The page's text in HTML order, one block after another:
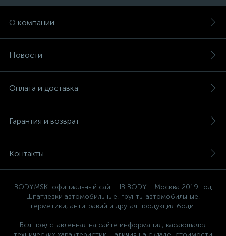
О компании
Новости
Оплата и доставка
Гарантия и возврат
Контакты
BODYMSK официальный сайт HB BODY г. Москва 2019 год
Шпатлевки автомобильные, грунты автомобильные,
герметики, антигравий и другая продукция боди.
Вся представленная на сайте информация, касающаяся